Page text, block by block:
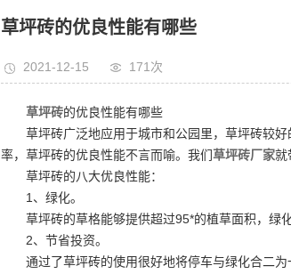
草坪砖的优良性能有哪些
2021-12-15 171次
草坪砖的优良性能有哪些
草坪砖广泛地应用于城市和公园里，草坪砖较
率，草坪砖的优良性能不言而喻。 我们草坪砖厂家就
草坪砖的八大优良性能：
1、绿化。
草坪砖的草格能够提供超过95*的植草面积，绿
2、节省投资。
通过了草坪砖的使用很好地将停车与绿化合二